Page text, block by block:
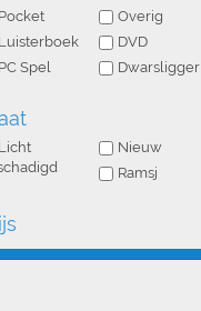
Pocket
Overig
Luisterboek
DVD
PC Spel
Dwarsligger
Licht
Nieuw
Ramsj